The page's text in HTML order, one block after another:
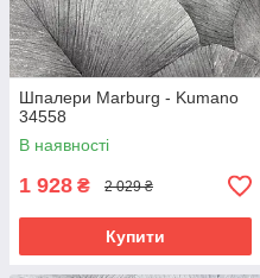
Шпалери Marburg - Kumano
34558
В наявності
1 928 ₴ 2 029 ₴
Купити